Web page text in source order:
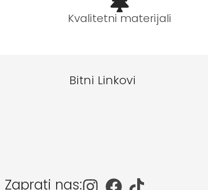
Kvalitetni materijali
Bitni Linkovi
Zaprati nas: